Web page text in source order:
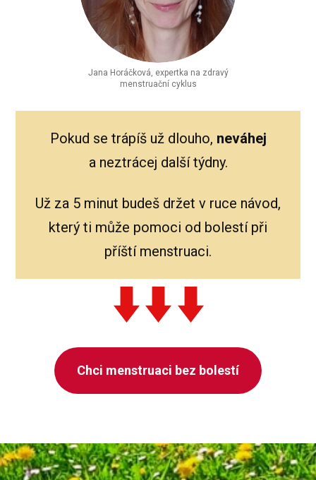
Jana Horáčková, expertka na zdravý
menstruační cyklus
Pokud se trápíš už dlouho, neváhej
a neztrácej další týdny.
Už za 5 minut budeš držet v ruce návod,
který ti může pomoci od bolestí při
příští menstruaci.
Chci menstruaci bez bolestí